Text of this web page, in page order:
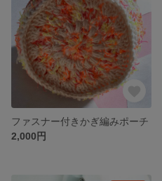
ファスナー付きかぎ編みポーチ
2,000円